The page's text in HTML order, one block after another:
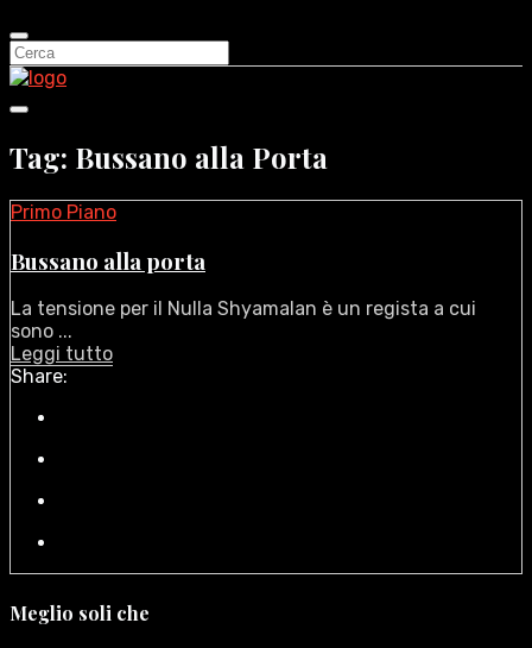
Tag: Bussano alla Porta
Primo Piano
Bussano alla porta
La tensione per il Nulla Shyamalan è un regista a cui
sono ...
Leggi tutto
Share:
Meglio soli che